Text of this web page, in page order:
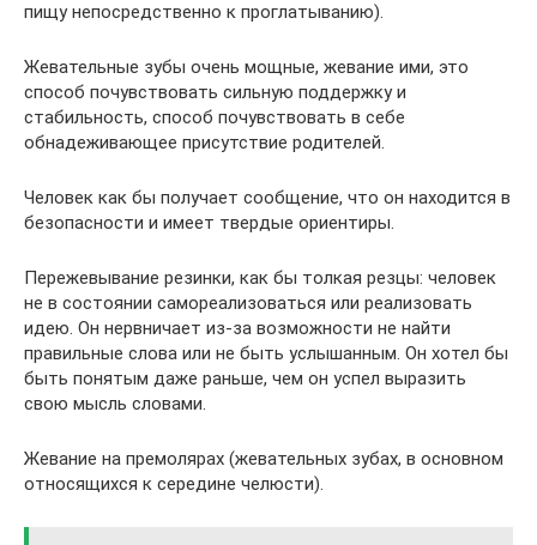
пищу непосредственно к проглатыванию).
Жевательные зубы очень мощные, жевание ими, это
способ почувствовать сильную поддержку и
стабильность, способ почувствовать в себе
обнадеживающее присутствие родителей.
Человек как бы получает сообщение, что он находится в
безопасности и имеет твердые ориентиры.
Пережевывание резинки, как бы толкая резцы: человек
не в состоянии самореализоваться или реализовать
идею. Он нервничает из-за возможности не найти
правильные слова или не быть услышанным. Он хотел бы
быть понятым даже раньше, чем он успел выразить
свою мысль словами.
Жевание на премолярах (жевательных зубах, в основном
относящихся к середине челюсти).